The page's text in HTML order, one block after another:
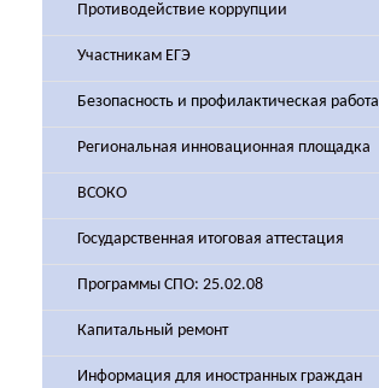
Противодействие коррупции
Участникам ЕГЭ
Безопасность и профилактическая работа
Региональная инновационная площадка
ВСОКО
Государственная итоговая аттестация
Программы СПО: 25.02.08
Капитальный ремонт
Информация для иностранных граждан